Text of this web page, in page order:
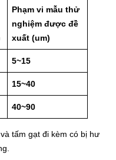
Phạm vi mẫu thử
nghiệm được đề
xuất (um)
5~15
15~40
40~90
tấm gạt đi kèm có bị hư